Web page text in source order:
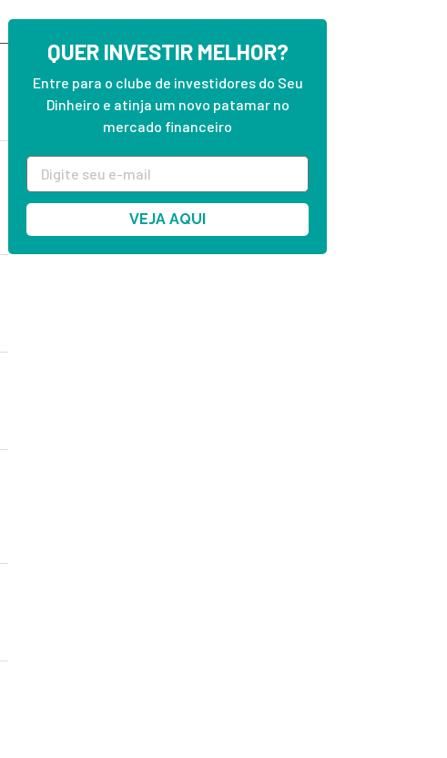
QUER INVESTIR MELHOR?
Entre para o clube de investidores do Seu
Dinheiro e atinja um novo patamar no
mercado financeiro
VEJA AQUI